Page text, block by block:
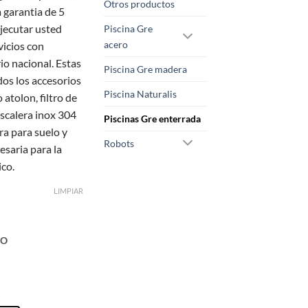
2.669,00 €
hasta
4.319,00 €
garantia de 5
usted
con
nacional. Estas
los accesorios
atolon, filtro de
inox 304
para suelo y
para la
LIMPIAR
Otros productos
Piscina Gre
acero
Piscina Gre madera
Piscina Naturalis
Piscinas Gre enterrada
Robots